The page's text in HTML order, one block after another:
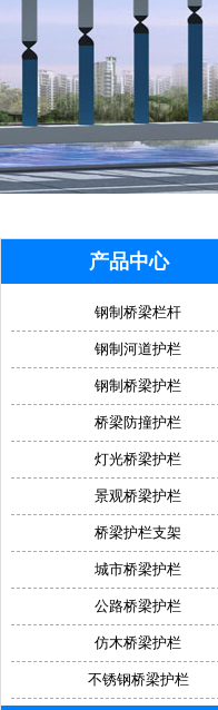
产品中心
钢制桥梁栏杆
钢制河道护栏
钢制桥梁护栏
桥梁防撞护栏
灯光桥梁护栏
景观桥梁护栏
桥梁护栏支架
城市桥梁护栏
公路桥梁护栏
仿木桥梁护栏
不锈钢桥梁护栏